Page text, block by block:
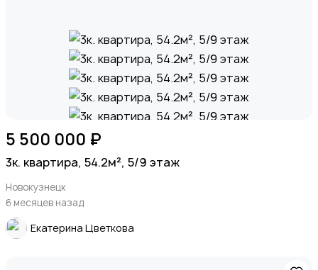
5 500 000 ₽
3к. квартира, 54.2м², 5/9 этаж
Новокузнецк
6 месяцев назад
Екатерина Цветкова